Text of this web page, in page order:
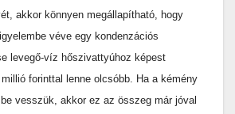
akkor könnyen megállapítható, hogy
véve egy kondenzációs
levegő-víz hőszivattyúhoz képest
forinttal lenne olcsóbb. Ha a kémény
vesszük, akkor ez az összeg már jóval